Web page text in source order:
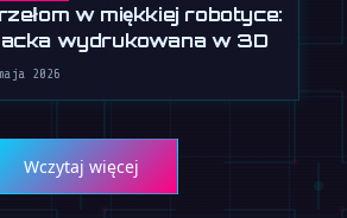
w miękkiej robotyce:
wydrukowana w 3D
2026
Wczytaj więcej